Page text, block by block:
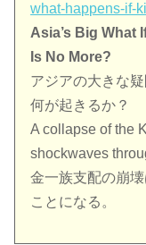
what-happens-if-
Asia’s Big What
Is No More?
アジアの大きな
何が起きるか？
A collapse of the
shockwaves
金一族支配の崩
ことになる。